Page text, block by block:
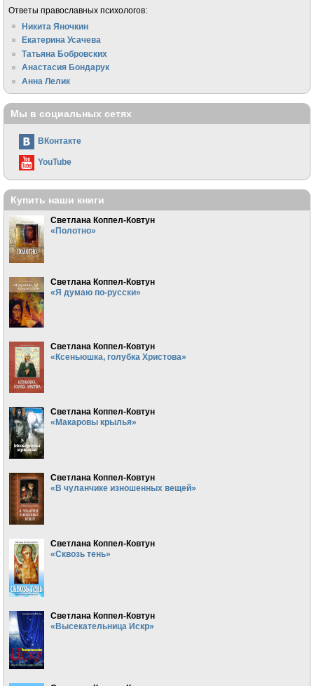
Ответы православных психологов:
Никита Яночкин
Екатерина Усачева
Татьяна Бобровских
Анастасия Бондарук
Анна Лелик
Мы в социальных сетях
ВКонтакте
YouTube
Купить наши книги
Светлана Коппел-Ковтун
«Полотно»
Светлана Коппел-Ковтун
«Я думаю по-русски»
Светлана Коппел-Ковтун
«Ксеньюшка, голубка Христова»
Светлана Коппел-Ковтун
«Макаровы крылья»
Светлана Коппел-Ковтун
«В чуланчике изношенных вещей»
Светлана Коппел-Ковтун
«Сквозь тень»
Светлана Коппел-Ковтун
«Высекательница Искр»